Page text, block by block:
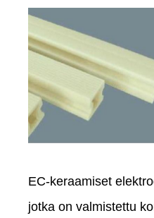
EC-keraamiset
jotka on valmistettu